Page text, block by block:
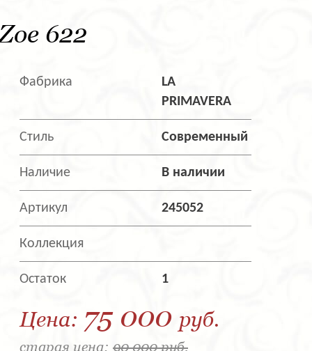
622
Фабрика
LA
PRIMAVERA
Стиль Современный
Наличие В наличии
Артикул 245052
Коллекция
Остаток 1
Цена: 75 000 руб.
старая цена: 90 000 руб.